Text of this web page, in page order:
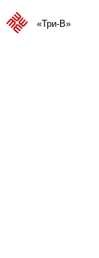
is external)«Три-В»